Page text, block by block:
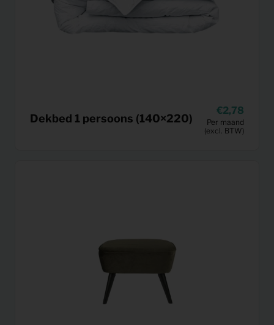
Dekbed 1 persoons (140×220)
2,78
Per maand
(excl. BTW)